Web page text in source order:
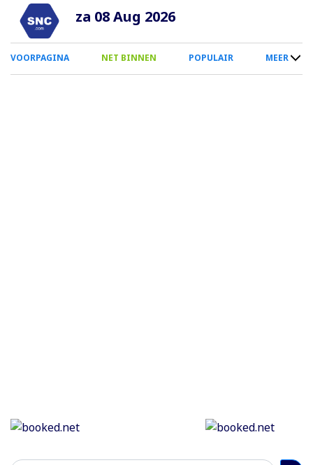
Overslaan
naar
inhoud
za 08 Aug 2026
0
Smartphone
VOORPAGINA NET BINNEN POPULAIR MEER